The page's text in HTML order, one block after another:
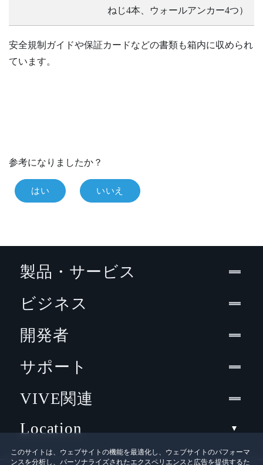
ねじ4本、ウォールアンカー4つ）
安全規制ガイドや保証カードなどの書類も箱内に収められ
ています。
参考になりましたか？
はい いいえ
このサイトは、ウェブサイトの機能を最適化し、ウェブサイトのパフォーマ
ンスを分析し、パーソナライズされたエクスペリエンスと広告を提供するた
製品・サービス
ビジネス
開発者
サポート
VIVE関連
Location